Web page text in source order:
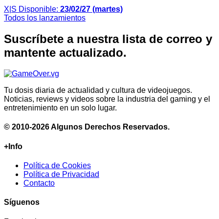
X|S Disponible: 23/02/27 (martes)
Todos los lanzamientos
Suscríbete a nuestra lista de correo y
mantente actualizado.
Tu dosis diaria de actualidad y cultura de videojuegos.
Noticias, reviews y videos sobre la industria del gaming y el
entretenimiento en un solo lugar.
© 2010-2026 Algunos Derechos Reservados.
+Info
Política de Cookies
Política de Privacidad
Contacto
Síguenos